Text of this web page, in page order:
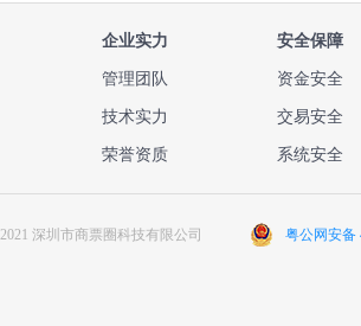
普遍较高，利率波动也
较大，因此针对“地产的
个问题，没有统一的答
案，具体可以看阅读本
们了解地产的商业承兑
低，因此很多企业都喜
欢找这种公司，不过我
的商票贴现公司，才能
保证我们能够快捷、低
解：怎么选择一个靠谱
企业实力
管理团队
技术实力
荣誉资质
安全保障
资金安全
交易安全
系统安全
深圳市商票圈科技有限公司 粤公网安备